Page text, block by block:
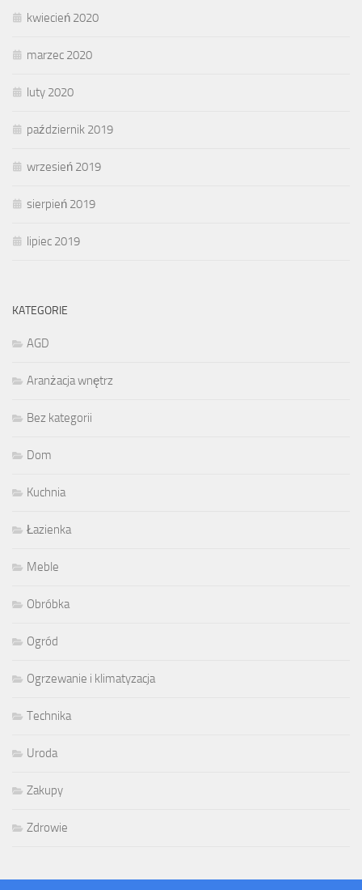
kwiecień 2020
marzec 2020
luty 2020
październik 2019
wrzesień 2019
sierpień 2019
lipiec 2019
KATEGORIE
AGD
Aranżacja wnętrz
Bez kategorii
Dom
Kuchnia
Łazienka
Meble
Obróbka
Ogród
Ogrzewanie i klimatyzacja
Technika
Uroda
Zakupy
Zdrowie